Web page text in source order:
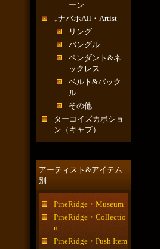
ーン
↓ナバホAll・Artist
リング
バングル
ペンダント&ネ
ックレス
ベルト&バック
ル
その他
ターコイズカボショ
ン（キャブ）
アーティスト&アイテム
別
PineRidge・Museum
PineRidge・Collectio
n
PineRidge・Push Item